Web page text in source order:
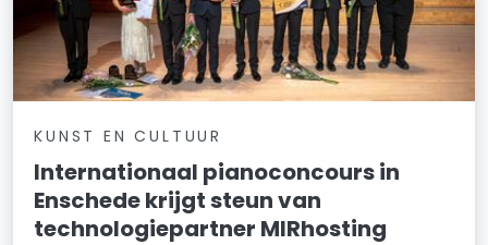
KUNST EN CULTUUR
Internationaal pianoconcours in
Enschede krijgt steun van
technologiepartner MIRhosting